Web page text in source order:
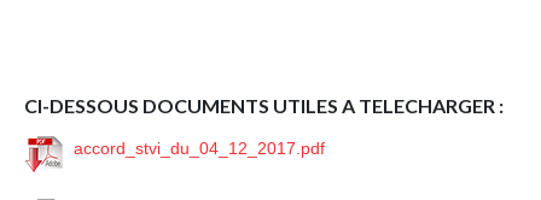
CI-DESSOUS DOCUMENTS UTILES A TELECHARGER :
accord_stvi_du_04_12_2017.pdf